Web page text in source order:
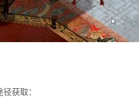
获取：